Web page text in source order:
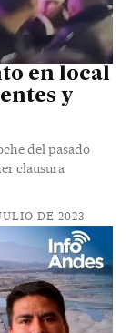
en local
y
del pasado
clausura
DE 2023